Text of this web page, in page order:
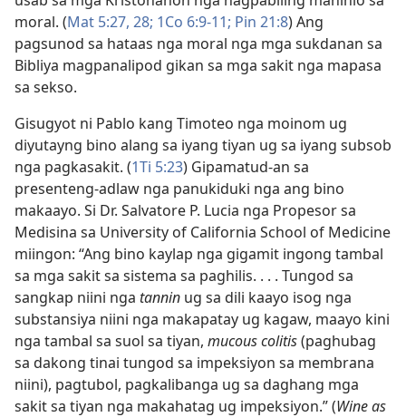
moral. (Mat 5:​27, 28; 1Co 6:9-11; Pin 21:8) Ang
pagsunod sa hataas nga moral nga mga sukdanan sa
Bibliya magpanalipod gikan sa mga sakit nga mapasa
sa sekso.
Gisugyot ni Pablo kang Timoteo nga moinom ug
diyutayng bino alang sa iyang tiyan ug sa iyang subsob
nga pagkasakit. (1Ti 5:23) Gipamatud-an sa
presenteng-adlaw nga panukiduki nga ang bino
makaayo. Si Dr. Salvatore P. Lucia nga Propesor sa
Medisina sa University of California School of Medicine
miingon: “Ang bino kaylap nga gigamit ingong tambal
sa mga sakit sa sistema sa paghilis. . . . Tungod sa
sangkap niini nga tannin ug sa dili kaayo isog nga
substansiya niini nga makapatay ug kagaw, maayo kini
nga tambal sa suol sa tiyan, mucous colitis(paghubag
sa dakong tinai tungod sa impeksiyon sa membrana
niini), pagtubol, pagkalibanga ug sa daghang mga
sakit sa tiyan nga makahatag ug impeksiyon.” (Wine as